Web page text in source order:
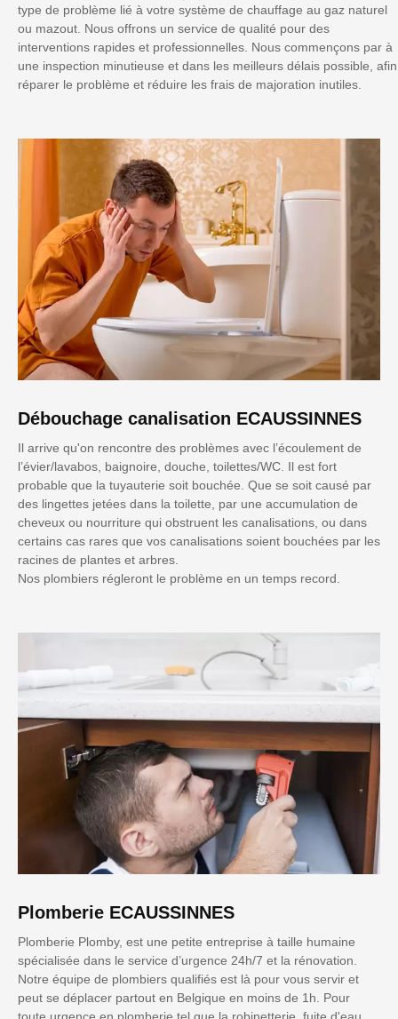
type de problème lié à votre système de chauffage au gaz naturel
ou mazout. Nous offrons un service de qualité pour des
interventions rapides et professionnelles. Nous commençons par à
une inspection minutieuse et dans les meilleurs délais possible, afin
réparer le problème et réduire les frais de majoration inutiles.
Débouchage canalisation ECAUSSINNES
Il arrive qu'on rencontre des problèmes avec l’écoulement de
l’évier/lavabos, baignoire, douche, toilettes/WC. Il est fort
probable que la tuyauterie soit bouchée. Que se soit causé par
des lingettes jetées dans la toilette, par une accumulation de
cheveux ou nourriture qui obstruent les canalisations, ou dans
certains cas rares que vos canalisations soient bouchées par les
racines de plantes et arbres.
Nos plombiers régleront le problème en un temps record.
Plomberie ECAUSSINNES
Plomberie Plomby, est une petite entreprise à taille humaine
spécialisée dans le service d’urgence 24h/7 et la rénovation.
Notre équipe de plombiers qualifiés est là pour vous servir et
peut se déplacer partout en Belgique en moins de 1h. Pour